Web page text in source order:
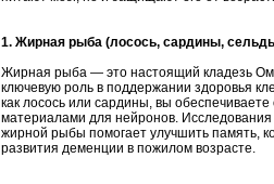
1. Жирная рыба (лосось, сардины,
Жирная рыба — это настоящий кладезь
ключевую роль в поддержании здоровья
как лосось или сардины, вы
материалами для нейронов.
жирной рыбы помогает улучшить память,
развития деменции в пожилом возрасте.